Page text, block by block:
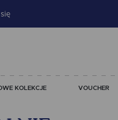
KOLEKCJE VOUCHER